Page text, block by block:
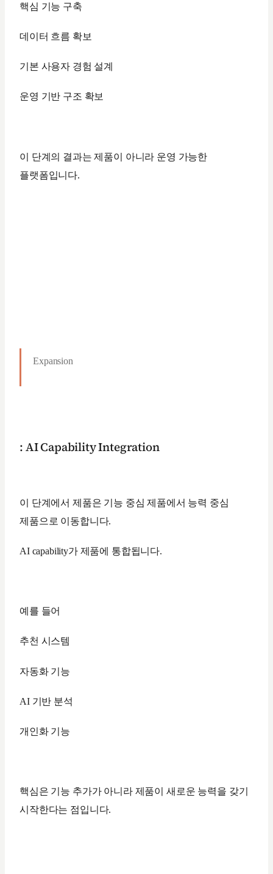
핵심 기능 구축
데이터 흐름 확보
기본 사용자 경험 설계
운영 기반 구조 확보
이 단계의 결과는 제품이 아니라 운영 가능한
플랫폼입니다.
Expansion
: AI Capability Integration
이 단계에서 제품은 기능 중심 제품에서 능력 중심
제품으로 이동합니다.
AI capability가 제품에 통합됩니다.
예를 들어
추천 시스템
자동화 기능
AI 기반 분석
개인화 기능
핵심은 기능 추가가 아니라 제품이 새로운 능력을 갖기
시작한다는 점입니다.